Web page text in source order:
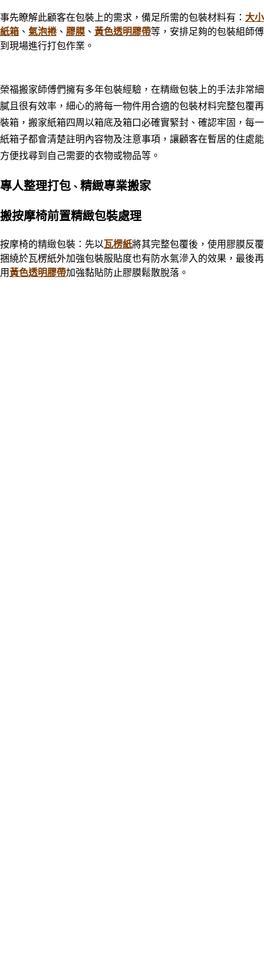
事先瞭解此顧客在包裝上的需求，備足所需的包裝材料有： 大小
紙箱 、 氣泡捲、 膠膜 、 黃色透明膠帶等，安排足夠的包裝組師傅
到現場進行打包作業。
榮福搬家師傅們擁有多年包裝經驗，在精緻包裝上的手法非常細
膩且很有效率，細心的將每一物件用合適的包裝材料完整包覆再
裝箱，搬家紙箱四周以箱底及箱口必確實緊封、確認牢固，每一
紙箱子都會清楚註明內容物及注意事項，讓顧客在暫居的住處能
方便找尋到自己需要的衣物或物品等。
專人整理打包 、 精緻專業搬家
搬按摩椅前置精緻包裝處理
按摩椅的精緻包裝：先以瓦楞紙將其完整包覆後，使用膠膜反覆
捆繞於瓦楞紙外加強包裝服貼度也有防水氣滲入的效果，最後再
用黃色透明膠帶加強黏貼防止膠膜鬆散脫落。